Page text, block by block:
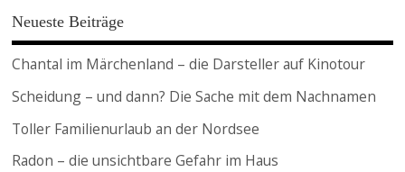
Neueste Beiträge
Chantal im Märchenland – die Darsteller auf Kinotour
Scheidung – und dann? Die Sache mit dem Nachnamen
Toller Familienurlaub an der Nordsee
Radon – die unsichtbare Gefahr im Haus